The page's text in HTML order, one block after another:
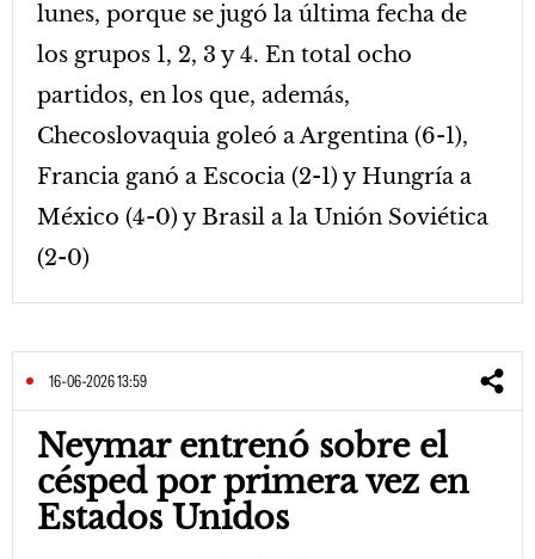
lunes, porque se jugó la última fecha de
los grupos 1, 2, 3 y 4. En total ocho
partidos, en los que, además,
Checoslovaquia goleó a Argentina (6-1),
Francia ganó a Escocia (2-1) y Hungría a
México (4-0) y Brasil a la Unión Soviética
(2-0)
16-06-2026 13:59
Neymar entrenó sobre el
césped por primera vez en
Estados Unidos